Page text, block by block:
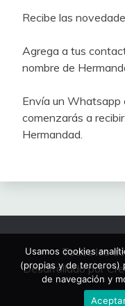
Recibe las
Agrega a tus
nombre de
Envía un Whatsapp
comenzarás a
Hermandad.
Todos los
Desarrollado por
Usamos cookies
(propias y de terceros)
de navegación y